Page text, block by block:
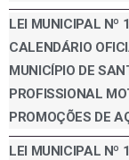
LEI MUNICIPAL Nº
CALENDÁRIO
MUNICÍPIO DE
PROFISSIONAL
PROMOÇÕES DE
LEI MUNICIPAL Nº